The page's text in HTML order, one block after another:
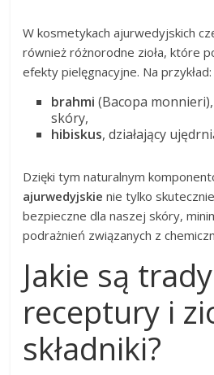
W kosmetykach ajurwedyjskich
również różnorodne zioła, które
efekty pielęgnacyjne. Na przykład:
brahmi (Bacopa
skóry,
hibiskus, działający
Dzięki tym naturalnym
ajurwedyjskie nie tylko
bezpieczne dla naszej skóry,
podrażnień związanych z
Jakie są
receptury i
składniki?